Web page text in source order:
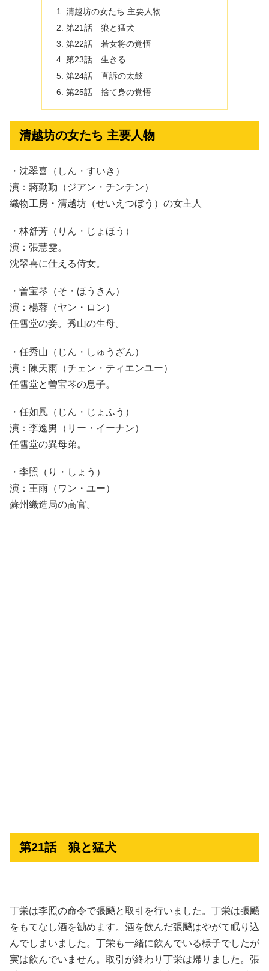
清越坊の女たち 主要人物
第21話 狼と猛犬
第22話 若女将の覚悟
第23話 生きる
第24話 直訴の太鼓
第25話 捨て身の覚悟
清越坊の女たち 主要人物
・沈翠喜（しん・すいき）
演：蔣勤勤（ジアン・チンチン）
織物工房・清越坊（せいえつぼう）の女主人
・林舒芳（りん・じょほう）
演：張慧雯。
沈翠喜に仕える侍女。
・曽宝琴（そ・ほうきん）
演：楊蓉（ヤン・ロン）
任雪堂の妾。秀山の生母。
・任秀山（じん・しゅうざん）
演：陳天雨（チェン・ティエンユー）
任雪堂と曽宝琴の息子。
・任如風（じん・じょふう）
演：李逸男（リー・イーナン）
任雪堂の異母弟。
・李照（り・しょう）
演：王雨（ワン・ユー）
蘇州織造局の高官。
第21話 狼と猛犬
丁栄は李照の命令で張飈と取引を行いました。丁栄は張飈
をもてなし酒を勧めます。酒を飲んだ張飈はやがて眠り込
んでしまいました。丁栄も一緒に飲んでいる様子でしたが
実は飲んでいません。取引が終わり丁栄は帰りました。張